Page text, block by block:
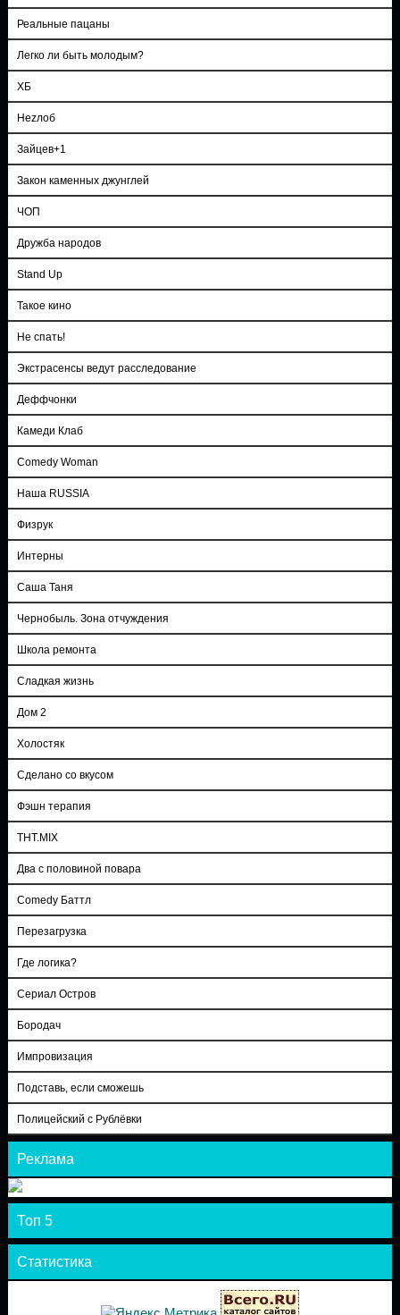
Реальные пацаны
Легко ли быть молодым?
ХБ
Неzлоб
Зайцев+1
Закон каменных джунглей
ЧОП
Дружба народов
Stand Up
Такое кино
Не спать!
Экстрасенсы ведут расследование
Деффчонки
Камеди Клаб
Comedy Woman
Наша RUSSIA
Физрук
Интерны
Саша Таня
Чернобыль. Зона отчуждения
Школа ремонта
Сладкая жизнь
Дом 2
Холостяк
Сделано со вкусом
Фэшн терапия
ТНТ.MIX
Два с половиной повара
Comedy Баттл
Перезагрузка
Где логика?
Сериал Остров
Бородач
Импровизация
Подставь, если сможешь
Полицейский с Рублёвки
Реклама
Топ 5
Статистика